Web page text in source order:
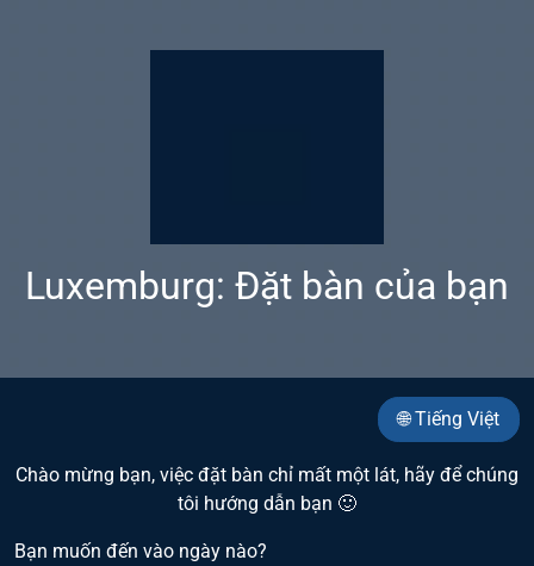
Luxemburg: Đặt bàn của bạn
🌐 Tiếng Việt
Chào mừng bạn, việc đặt bàn chỉ mất một lát, hãy để chúng
tôi hướng dẫn bạn 🙂
Bạn muốn đến vào ngày nào?